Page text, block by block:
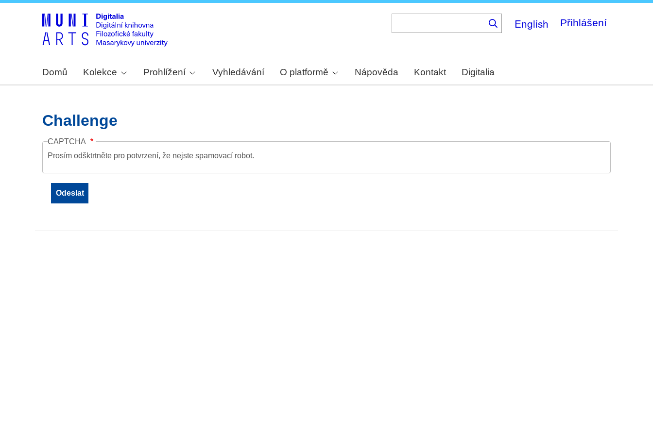
English Přihlášení
Domů Kolekce Prohlížení Vyhledávání O platformě Nápověda Kontakt Digitalia
Challenge
CAPTCHA
Prosím odšktrtněte pro potvrzení, že nejste spamovací robot.